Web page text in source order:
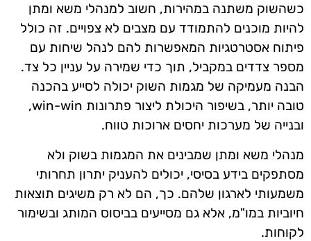
כשהשוק משתנה במהירות, חשוב למנהלי משא ומתן
להיות מוכנים להתמודד עם מצבים לא צפויים. זה כולל
פיתוח אסטרטגיות המאפשרות להם לנהל שיחות עם
מספר צדדים במקביל, תוך כדי שמירה על עניין כל צד.
הבנה מעמיקה של מגמות השוק יכולה לסייע בהכנה
טובה יותר, בשיפור היכולת ליצור פתרונות win-win,
ובנייה של מערכות יחסים ארוכות טווח.
מנהלי משא ומתן שמבינים את המגמות בשוק ולא
מסתפקים בידע בסיסי, יכולים להעניק יתרון תחרותי
משמעותי לארגון שלהם. כך, הם לא רק משיגים תוצאות
חיוביות במו"מ, אלא גם מסייעים בביסוס המותג ובשימור
לקוחות.